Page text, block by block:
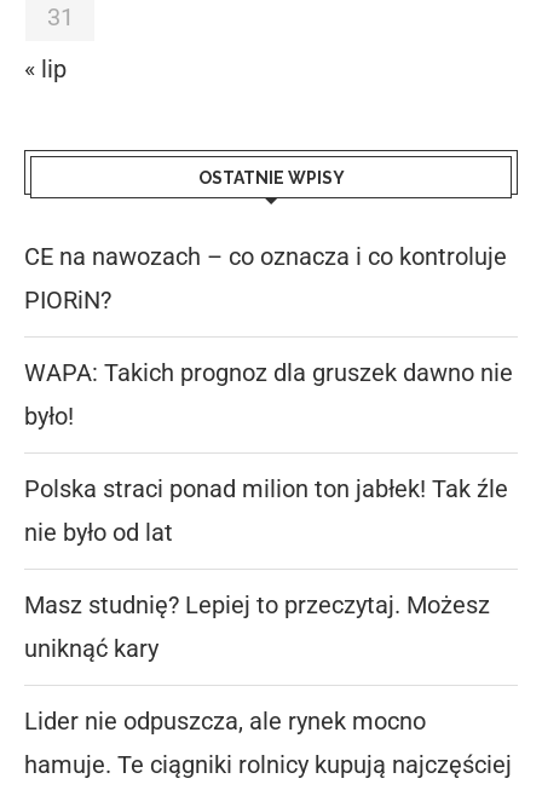
31
« lip
OSTATNIE WPISY
CE na nawozach – co oznacza i co kontroluje
PIORiN?
WAPA: Takich prognoz dla gruszek dawno nie
było!
Polska straci ponad milion ton jabłek! Tak źle
nie było od lat
Masz studnię? Lepiej to przeczytaj. Możesz
uniknąć kary
Lider nie odpuszcza, ale rynek mocno
hamuje. Te ciągniki rolnicy kupują najczęściej